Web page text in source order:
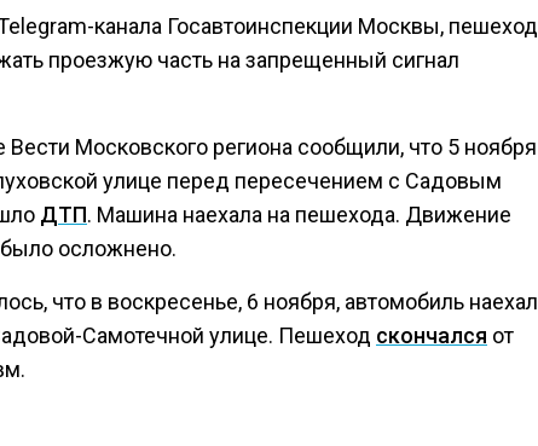
канала Госавтоинспекции Москвы, пешеход
проезжую часть на запрещенный сигнал
Московского региона сообщили, что 5 ноября
улице перед пересечением с Садовым
ДТП. Машина наехала на пешехода. Движение
осложнено.
что в воскресенье, 6 ноября, автомобиль наехал
Самотечной улице. Пешеход скончался от